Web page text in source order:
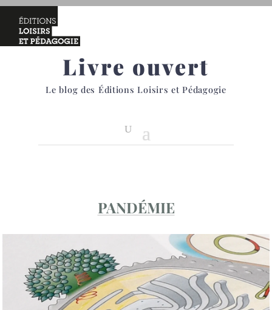
Livre ouvert
Le blog des Éditions Loisirs et Pédagogie
PANDÉMIE